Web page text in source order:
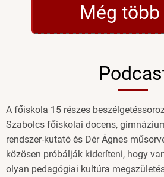
az
Még
A főiskola 15 részes
Szabolcs főiskolai docens,
rendszer-kutató és Dér Ágnes
közösen próbálják kideríteni, hogy
olyan pedagógiai kultúra